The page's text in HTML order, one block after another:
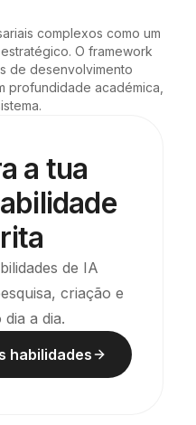
complexos como um
O framework
de desenvolvimento
profundidade académica,
a tua
de IA
criação e
a dia.
habilidades